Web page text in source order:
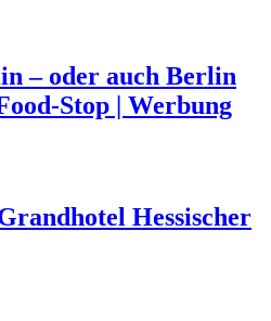
– oder auch Berlin
Stop | Werbung
Hessischer